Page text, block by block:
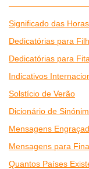
Significado das Horas
Dedicatórias para
Dedicatórias para
Indicativos
Solstício de Verão
Dicionário de
Mensagens
Mensagens para
Quantos Países